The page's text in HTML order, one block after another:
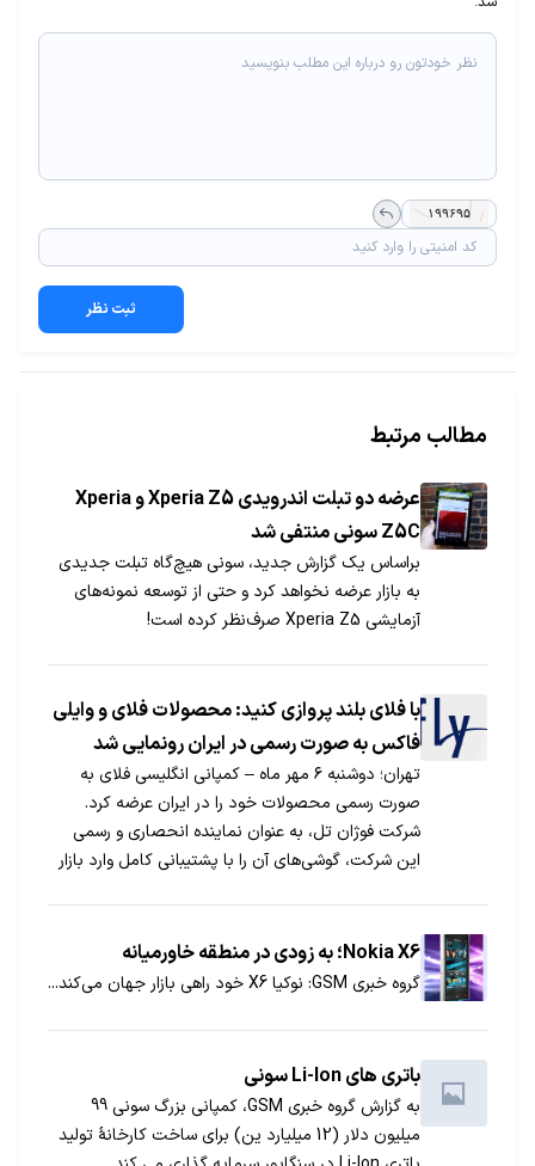
ثبت نظر
مطالب مرتبط
عرضه دو تبلت اندرویدی Xperia Z5 و Xperia
Z5C سونی منتفی شد
براساس یک گزارش جدید، سونی هیچ‌گاه تبلت جدیدی
به بازار عرضه نخواهد کرد و حتی از توسعه نمونه‌های
آزمایشی Xperia Z5 صرف‌نظر کرده است!
با فلای بلند پروازی کنید: محصولات فلای و وایلی
فاکس به صورت رسمی در ایران رونمایی شد
تهران؛ دوشنبه ۶ مهر ماه – کمپانی انگلیسی فلای به
صورت رسمی محصولات خود را در ایران عرضه کرد.
شرکت فوژان تل، به عنوان نماینده انحصاری و رسمی
این شرکت، گوشی‌های آن را با پشتیبانی کامل وارد بازار
را در لندن آغاز کرده است و هم اکنون در بازار کشورهایی
چون روسیه، اوکراین، هندوستان و اروپای جنوبی حضور
Nokia X6؛ به زودی در منطقه خاورمیانه
گروه خبری GSM: نوکیا X6 خود راهی بازار جهان می‌کند...
باتری های Li-Ion سونی
به گزارش گروه خبری GSM، کمپانی بزرگ سونی 99
میلیون دلار (12 میلیارد ین) برای ساخت کارخانۀ تولید